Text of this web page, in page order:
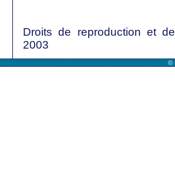
Droits de reproduction et
2003
©